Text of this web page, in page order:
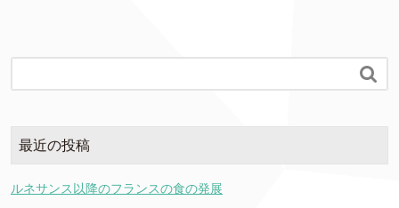

最近の投稿
ルネサンス以降のフランスの食の発展